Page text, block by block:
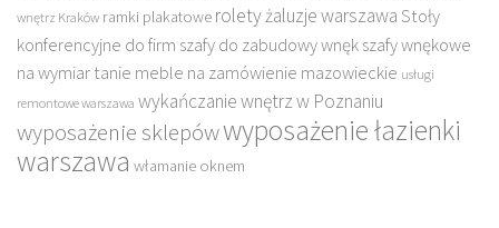
wnętrz Kraków ramki plakatowe rolety żaluzje warszawa Stoły
konferencyjne do firm szafy do zabudowy wnęk szafy wnękowe
na wymiar tanie meble na zamówienie mazowieckie usługi
remontowe warszawa wykańczanie wnętrz w Poznaniu
wyposażenie sklepówwyposażenie łazienki
warszawa włamanie oknem